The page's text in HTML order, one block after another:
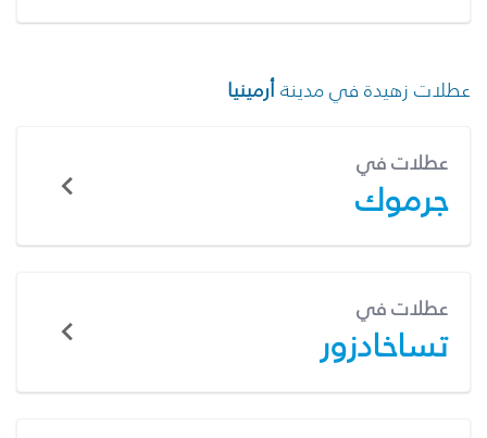
عطلات زهيدة في مدينةأرمينيا
عطلات في
جرموك
عطلات في
تساخادزور